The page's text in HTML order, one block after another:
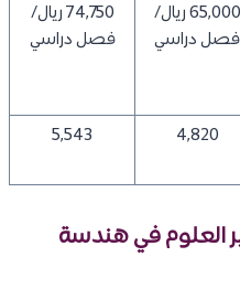
65,000 ريال/
فصل دراسي
74,750 ريال/
فصل دراسي
4,820
5,543
العلوم في هندسة